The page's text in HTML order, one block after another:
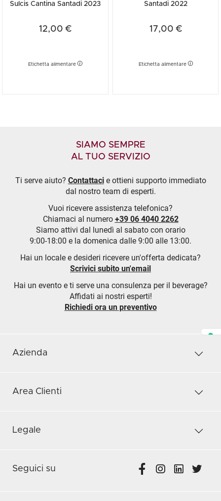
Sulcis Cantina Santadi 2023
12,00 €
Etichetta alimentare
Santadi 2022
17,00 €
Etichetta alimentare
SIAMO SEMPRE
AL TUO SERVIZIO
Ti serve aiuto? Contattacie ottieni supporto immediato
dal nostro team di esperti.
Vuoi ricevere assistenza telefonica?
Chiamaci al numero +39 06 4040 2262
Siamo attivi dal lunedì al sabato con orario
9:00-18:00 e la domenica dalle 9:00 alle 13:00.
Hai un locale e desideri ricevere un'offerta dedicata?
Scrivici subito un'email
Hai un evento e ti serve una consulenza per il beverage?
Affidati ai nostri esperti!
Richiedi ora un preventivo
Azienda
Area Clienti
Legale
Seguici su